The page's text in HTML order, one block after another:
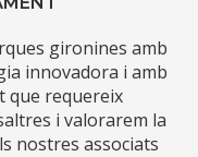
gironines amb
innovadora i amb
que requereix
i valorarem la
nostres associats